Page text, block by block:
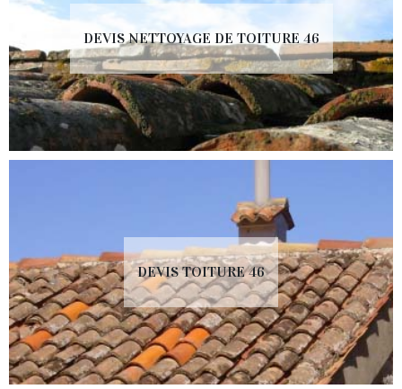
DEVIS NETTOYAGE DE TOITURE 46
DEVIS TOITURE 46